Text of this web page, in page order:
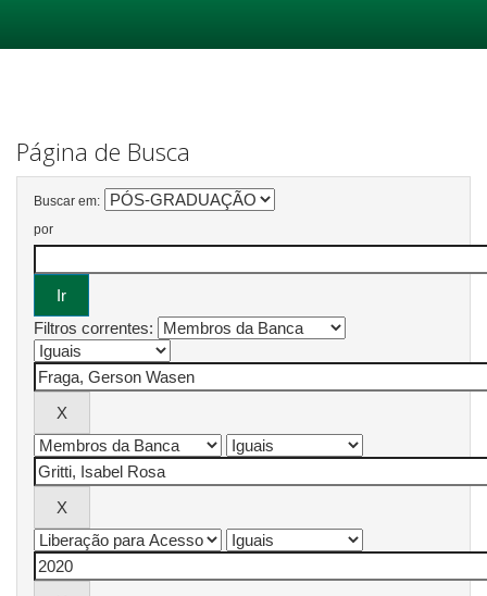
Página de Busca
Buscar em:
por
Filtros correntes: